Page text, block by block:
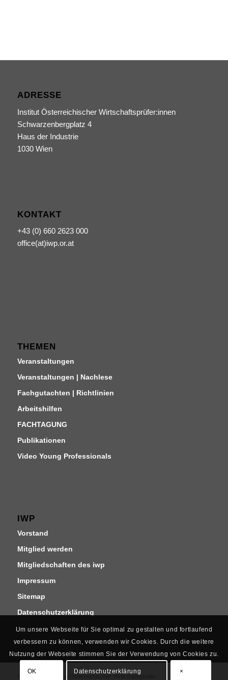
ADRESSE
Institut Österreichischer Wirtschaftsprüfer:innen
Schwarzenbergplatz 4
Haus der Industrie
1030 Wien
KONTAKT
+43 (0) 660 2623 000
office(at)iwp.or.at
THEMEN
Veranstaltungen
Veranstaltungen | Nachlese
Fachgutachten | Richtlinien
Arbeitshilfen
FACHTAGUNG
Publikationen
Video Young Professionals
IWP
Vorstand
Mitglied werden
Mitgliedschaften des iwp
Impressum
Sitemap
Datenschutzerklärung
© Copyright - Institut Österreichischer Wirtschaftsprüfer
Um unsere Webseite für Sie optimal zu gestalten und fortlaufend
verbessern zu können, verwenden wir Cookies. Durch die weitere
Nutzung der Webseite stimmen Sie der Verwendung von Cookies zu.
OK Datenschutzerklärung ×